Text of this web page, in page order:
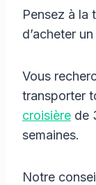
Pensez à la
d’acheter
Vous
transporter
croisière de
semaines.
Notre